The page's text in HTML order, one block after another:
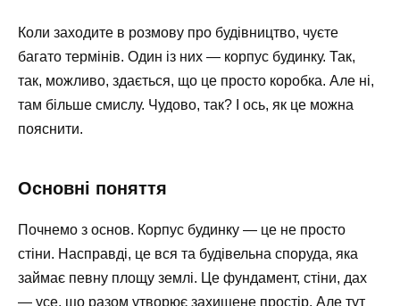
Коли заходите в розмову про будівництво, чуєте
багато термінів. Один із них — корпус будинку. Так,
так, можливо, здається, що це просто коробка. Але ні,
там більше смислу. Чудово, так? І ось, як це можна
пояснити.
Основні поняття
Почнемо з основ. Корпус будинку — це не просто
стіни. Насправді, це вся та будівельна споруда, яка
займає певну площу землі. Це фундамент, стіни, дах
— усе, що разом утворює захищене простір. Але тут